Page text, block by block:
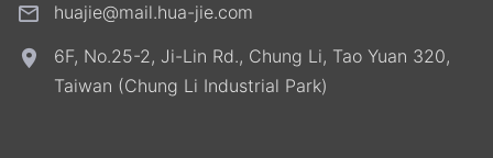
huajie@mail.hua-jie.com
6F, No.25-2, Ji-Lin Rd., Chung Li, Tao Yuan 320,
Taiwan (Chung Li Industrial Park)